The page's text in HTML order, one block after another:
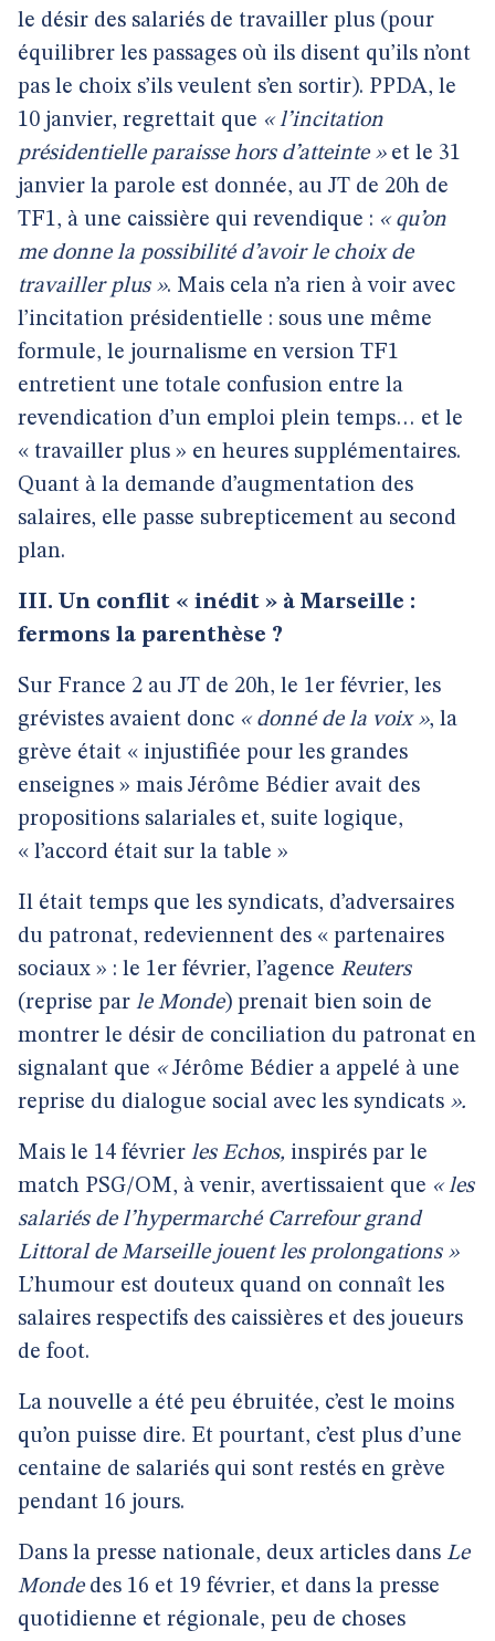
le désir des salariés de travailler plus (pour
équilibrer les passages où ils disent qu’ils n’ont
pas le choix s’ils veulent s’en sortir). PPDA, le
10 janvier, regrettait que « l’incitation
présidentielle paraisse hors d’atteinte »et le 31
janvier la parole est donnée, au JT de 20h de
TF1, à une caissière qui revendique : « qu’on
me donne la possibilité d’avoir le choix de
travailler plus ». Mais cela n’a rien à voir avec
l’incitation présidentielle : sous une même
formule, le journalisme en version TF1
entretient une totale confusion entre la
revendication d’un emploi plein temps… et le
« travailler plus » en heures supplémentaires.
Quant à la demande d’augmentation des
salaires, elle passe subrepticement au second
plan.
III. Un conflit « inédit » à Marseille :
fermons la parenthèse ?
Sur France 2 au JT de 20h, le 1er février, les
grévistes avaient donc « donné de la voix », la
grève était « injustifiée pour les grandes
enseignes » mais Jérôme Bédier avait des
propositions salariales et, suite logique,
« l’accord était sur la table »
Il était temps que les syndicats, d’adversaires
du patronat, redeviennent des « partenaires
sociaux » : le 1er février, l’agence Reuters
(reprise par le Monde) prenait bien soin de
montrer le désir de conciliation du patronat en
signalant que «Jérôme Bédier a appelé à une
reprise du dialogue social avec les syndicats ».
Mais le 14 février les Echos, inspirés par le
match PSG/OM, à venir, avertissaient que « les
salariés de l’hypermarché Carrefour grand
Littoral de Marseille jouent les prolongations »
L’humour est douteux quand on connaît les
salaires respectifs des caissières et des joueurs
de foot.
La nouvelle a été peu ébruitée, c’est le moins
qu’on puisse dire. Et pourtant, c’est plus d’une
centaine de salariés qui sont restés en grève
pendant 16 jours.
Dans la presse nationale, deux articles dans Le
Mondedes 16 et 19 février, et dans la presse
quotidienne et régionale, peu de choses